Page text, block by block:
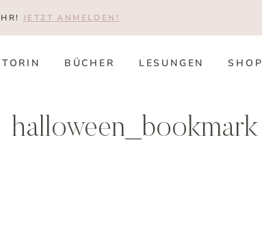
JETZT ANMELDEN!
BÜCHER LESUNGEN SHOP
halloween_bookmark